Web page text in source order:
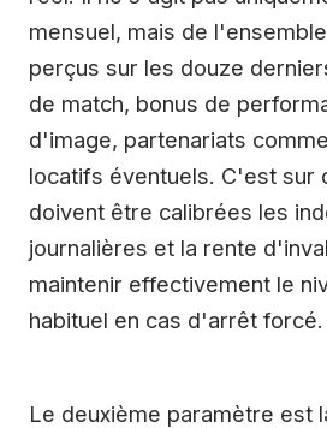
mensuel, mais de
perçus sur les douze
de match, bonus de
d'image, partenariats
locatifs éventuels. C'est sur
doivent être calibrées les
journalières et la rente
maintenir effectivement le
habituel en cas d'arrêt forcé.
Le deuxième paramètre est